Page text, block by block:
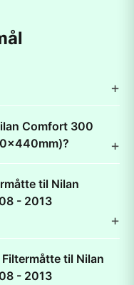
Comfort 300
til Nilan
- 2013
til Nilan
- 2013